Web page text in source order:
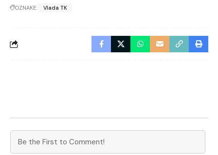
OZNAKE: Vlada TK